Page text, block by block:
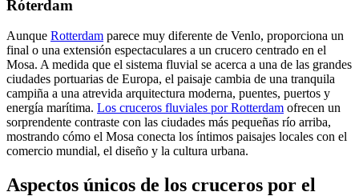
Róterdam
Aunque Rotterdam parece muy diferente de Venlo, proporciona un
final o una extensión espectaculares a un crucero centrado en el
Mosa. A medida que el sistema fluvial se acerca a una de las grandes
ciudades portuarias de Europa, el paisaje cambia de una tranquila
campiña a una atrevida arquitectura moderna, puentes, puertos y
energía marítima. Los cruceros fluviales por Rotterdam ofrecen un
sorprendente contraste con las ciudades más pequeñas río arriba,
mostrando cómo el Mosa conecta los íntimos paisajes locales con el
comercio mundial, el diseño y la cultura urbana.
Aspectos únicos de los cruceros por el